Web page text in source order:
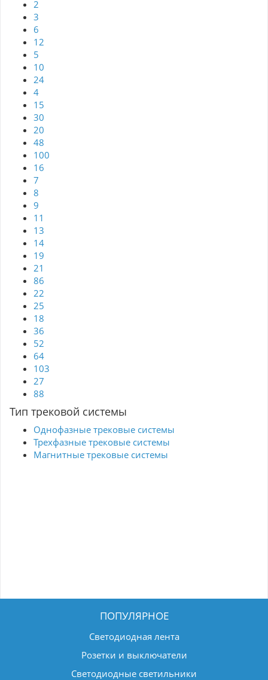
2
3
6
12
5
10
24
4
15
30
20
48
100
16
7
8
9
11
13
14
19
21
86
22
25
18
36
52
64
103
27
88
Тип трековой системы
Однофазные трековые системы
Трехфазные трековые системы
Магнитные трековые системы
ПОПУЛЯРНОЕ
Светодиодная лента
Розетки и выключатели
Светодиодные светильники